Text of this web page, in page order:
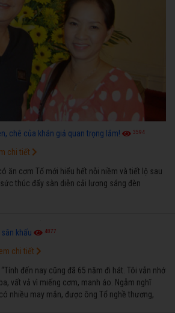
chê của khán giả quan trọng lắm! 3594
ăn cơm Tổ mới hiểu hết nỗi niềm và tiết lộ sau
thúc đẩy sàn diễn cải lương sáng đèn
chi tiết
khấu 4877
đến nay cũng đã 65 năm đi hát. Tôi vẫn nhớ
vất vả vì miếng cơm, manh áo. Ngẫm nghĩ
nhiều may mắn, được ông Tổ nghề thương,
chi tiết